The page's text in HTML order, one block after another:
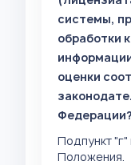
системы,
обработки
оценки
Федерации?
Подпункт "г"
Положения.